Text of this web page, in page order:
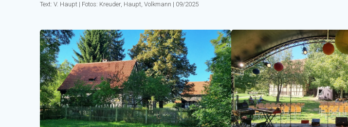
Text: V. Haupt | Fotos: Kreuder, Haupt, Volkmann | 09/2025